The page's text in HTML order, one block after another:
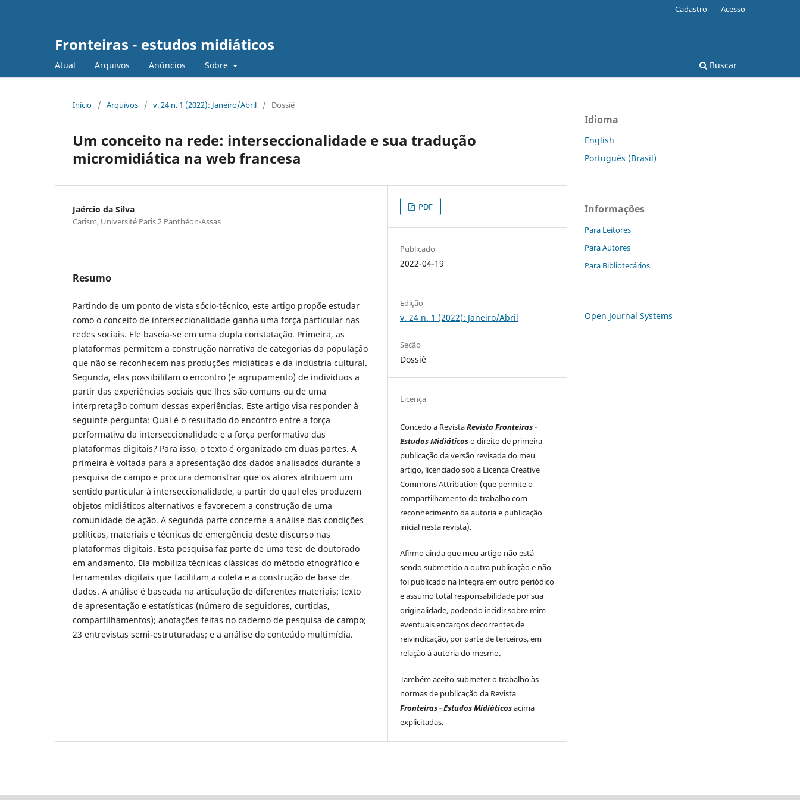
Fronteiras - estudos midiáticos
Atual Arquivos Anúncios Sobre Buscar
Cadastro Acesso
Início / Arquivos / v. 24 n. 1 (2022): Janeiro/Abril / Dossiê
Um conceito na rede: interseccionalidade e sua tradução
micromidiática na web francesa
Jaércio da Silva
Carism, Université Paris 2 Panthéon-Assas
Resumo
Partindo de um ponto de vista sócio-técnico, este artigo propõe estudar
como o conceito de interseccionalidade ganha uma força particular nas
redes sociais. Ele baseia-se em uma dupla constatação. Primeira, as
plataformas permitem a construção narrativa de categorias da população
que não se reconhecem nas produções midiáticas e da indústria cultural.
Segunda, elas possibilitam o encontro (e agrupamento) de indivíduos a
partir das experiências sociais que lhes são comuns ou de uma
interpretação comum dessas experiências. Este artigo visa responder à
seguinte pergunta: Qual é o resultado do encontro entre a força
performativa da interseccionalidade e a força performativa das
plataformas digitais? Para isso, o texto é organizado em duas partes. A
primeira é voltada para a apresentação dos dados analisados durante a
pesquisa de campo e procura demonstrar que os atores atribuem um
sentido particular à interseccionalidade, a partir do qual eles produzem
objetos midiáticos alternativos e favorecem a construção de uma
comunidade de ação. A segunda parte concerne a análise das condições
políticas, materiais e técnicas de emergência deste discurso nas
plataformas digitais. Esta pesquisa faz parte de uma tese de doutorado
em andamento. Ela mobiliza técnicas clássicas do método etnográfico e
ferramentas digitais que facilitam a coleta e a construção de base de
dados. A análise é baseada na articulação de diferentes materiais: texto
de apresentação e estatísticas (número de seguidores, curtidas,
compartilhamentos); anotações feitas no caderno de pesquisa de campo;
23 entrevistas semi-estruturadas; e a análise do conteúdo multimídia.
PDF
Publicado
2022-04-19
Edição
v. 24 n. 1 (2022): Janeiro/Abril
Seção
Dossiê
Licença
Concedo a RevistaRevista Fronteiras -
Estudos Midiáticoso direito de primeira
publicação da versão revisada do meu
artigo, licenciado sob a Licença Creative
Commons Attribution (que permite o
compartilhamento do trabalho com
reconhecimento da autoria e publicação
inicial nesta revista).
Afirmo ainda que meu artigo não está
sendo submetido a outra publicação e não
foi publicado na íntegra em outro periódico
e assumo total responsabilidade por sua
originalidade, podendo incidir sobre mim
eventuais encargos decorrentes de
reivindicação, por parte de terceiros, em
relação à autoria do mesmo.
Também aceito submeter o trabalho às
normas de publicação da Revista
Fronteiras - Estudos Midiáticosacima
explicitadas.
Idioma
English
Português (Brasil)
Informações
Para Leitores
Para Autores
Para Bibliotecários
Open Journal Systems